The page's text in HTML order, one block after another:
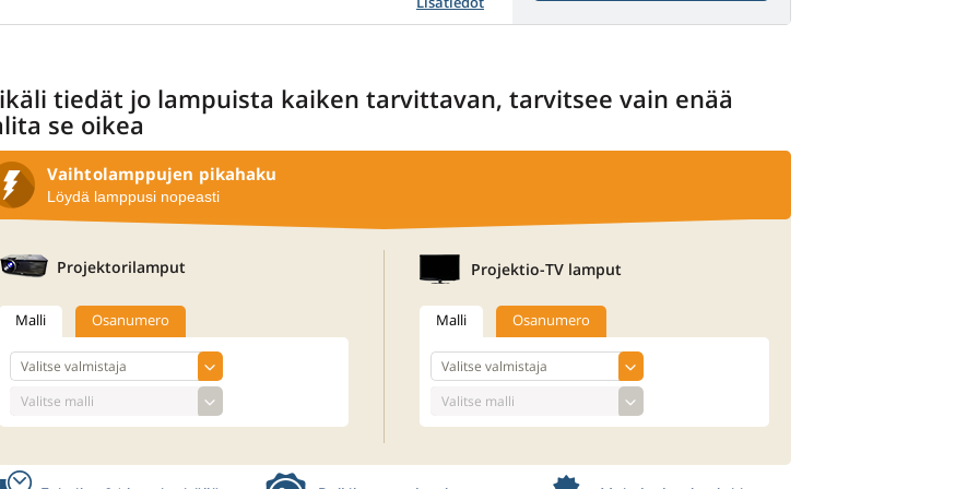
tiedät jo lampuista kaiken tarvittavan, tarvitsee vain enää
se oikea
Vaihtolamppujen pikahaku
Löydä lamppusi nopeasti
Projektorilamput
Malli Osanumero
Projektio-TV lamput
Malli Osanumero